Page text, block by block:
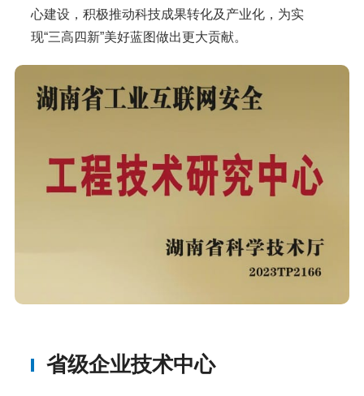
心建设，积极推动科技成果转化及产业化，为实
现“三高四新”美好蓝图做出更大贡献。
省级企业技术中心